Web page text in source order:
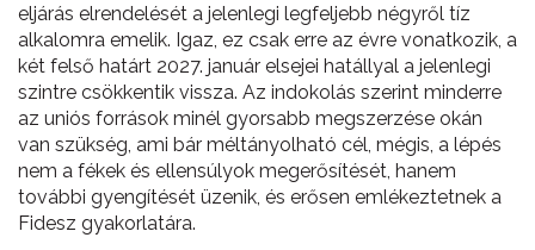
eljárás elrendelését a jelenlegi legfeljebb négyről tíz
alkalomra emelik. Igaz, ez csak erre az évre vonatkozik, a
két felső határt 2027. január elsejei hatállyal a jelenlegi
szintre csökkentik vissza. Az indokolás szerint minderre
az uniós források minél gyorsabb megszerzése okán
van szükség, ami bár méltányolható cél, mégis, a lépés
nem a fékek és ellensúlyok megerősítését, hanem
további gyengítését üzenik, és erősen emlékeztetnek a
Fidesz gyakorlatára.